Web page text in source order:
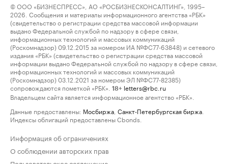
© ООО «БИЗНЕСПРЕСС», АО «РОСБИЗНЕСКОНСАЛТИНГ», 1995–
2026. Сообщения и материалы информационного агентства «РБК»
(свидетельство о регистрации средства массовой информации
выдано Федеральной службой по надзору в сфере связи,
информационных технологий и массовых коммуникаций
(Роскомнадзор) 09.12.2015 за номером ИА №ФС77-63848) и сетевого
издания «РБК» (свидетельство о регистрации средства массовой
информации выдано Федеральной службой по надзору в сфере связи,
информационных технологий и массовых коммуникаций
(Роскомнадзор) 03.12.2021 за номером ЭЛ №ФС77-82385)
сопровождаются пометкой «РБК».
18+ letters@rbc.ru
Владельцем сайта является информационное агентство «РБК».
Данные предоставлены: Мосбиржа Санкт-Петербургская биржа
Индексы облигаций предоставлены Cbonds.
Информация об ограничениях
О соблюдении авторских прав